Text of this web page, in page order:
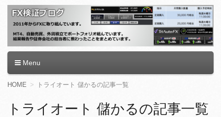
FX検証ブログ
Menu
コ
ン
HOME トライオート 儲かるの記事一覧
トライオート 儲かるの記事一覧